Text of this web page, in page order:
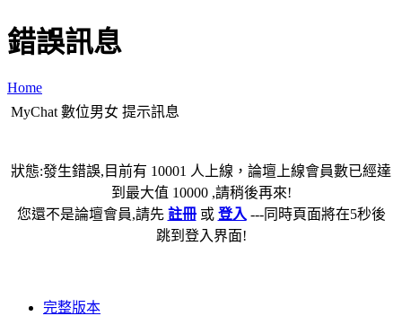
錯誤訊息
Home
MyChat 數位男女 提示訊息
狀態:發生錯誤,目前有 10001 人上線，論壇上線會員數已經達
到最大值 10000 ,請稍後再來!
您還不是論壇會員,請先 註冊或 登入 ---同時頁面將在5秒後
跳到登入界面!
完整版本